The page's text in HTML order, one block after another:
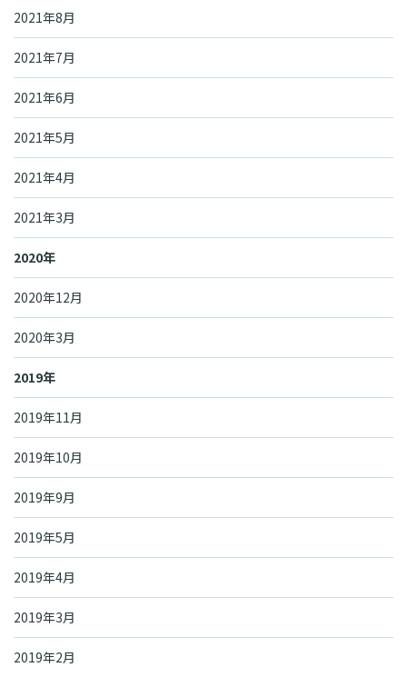
2021年8月
2021年7月
2021年6月
2021年5月
2021年4月
2021年3月
2020年
2020年12月
2020年3月
2019年
2019年11月
2019年10月
2019年9月
2019年5月
2019年4月
2019年3月
2019年2月